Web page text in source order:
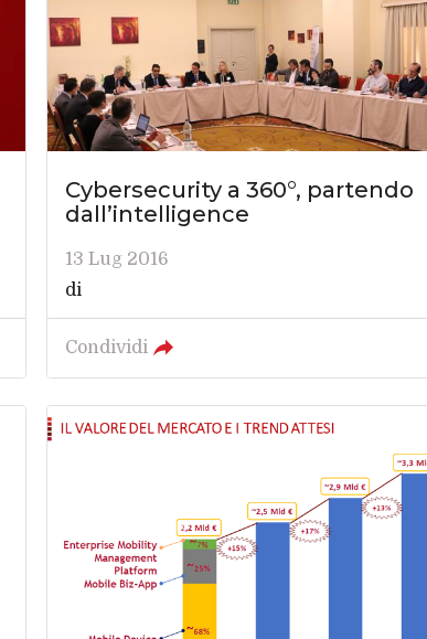
Cybersecurity a 360°, partendo
dall’intelligence
13 Lug 2016
di
Condividi